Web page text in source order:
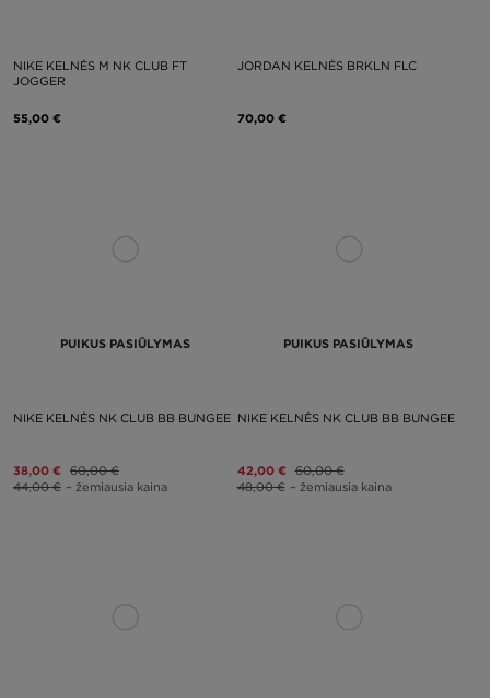
NIKE KELNĖS M NK CLUB FT
JOGGER
55,00 €
JORDAN KELNĖS BRKLN FLC
70,00 €
PUIKUS PASIŪLYMAS
NIKE KELNĖS NK CLUB BB BUNGEE
38,00 € 60,00 €
44,00 € – žemiausia kaina
PUIKUS PASIŪLYMAS
NIKE KELNĖS NK CLUB BB BUNGEE
42,00 € 60,00 €
48,00 € – žemiausia kaina